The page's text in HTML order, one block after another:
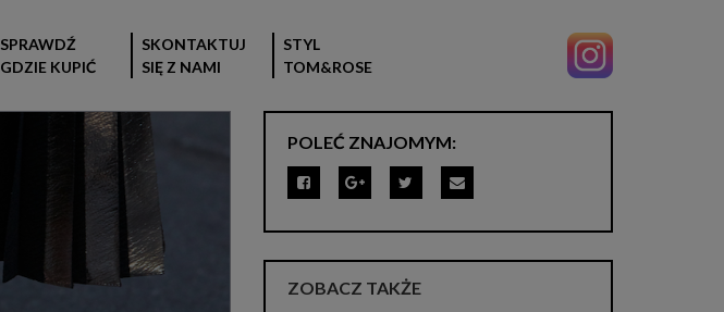
SPRAWDŹ
GDZIE KUPIĆ
SKONTAKTUJ
SIĘ Z NAMI
STYL
TOM&ROSE
POLEĆ ZNAJOMYM:
ZOBACZ TAKŻE